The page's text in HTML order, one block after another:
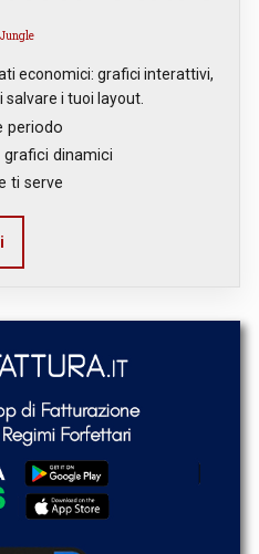
economici: grafici interattivi,
i tuoi layout.
periodo
dinamici
ti serve